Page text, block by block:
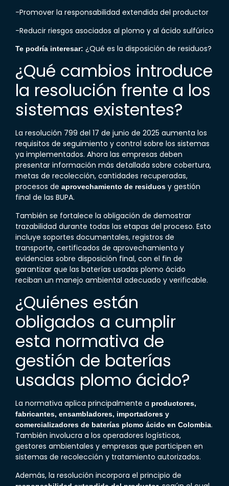
-Promover la responsabilidad extendida del productor
-Reducir riesgos asociados al plomo y al ácido sulfúrico
Te podría interesar: ¿Qué es la disposición de residuos?
¿Qué cambios introduce
la resolución frente a los
sistemas existentes?
La resolución 799 del 17 de junio de 2025 aumenta los
requisitos de seguimiento y control sobre los sistemas
ya implementados. Ahora las empresas deben
presentar información más detallada sobre cobertura,
metas de recolección, cantidades recuperadas,
procesos de aprovechamiento de residuos y gestión
final de las BUPA.
También se fortalece la obligación de demostrar
trazabilidad durante todas las etapas del proceso. Esto
incluye soportes documentales, registros de
transporte, certificados de aprovechamiento y
evidencias sobre disposición final, con el fin de
garantizar que las baterías usadas plomo ácido
reciban un manejo ambiental adecuado y verificable.
¿Quiénes están
obligados a cumplir
esta normativa de
gestión de baterías
usadas plomo ácido?
La normativa aplica principalmente a productores,
fabricantes, ensambladores, importadores y
comercializadores de baterías plomo ácido en Colombia.
También involucra a los operadores logísticos,
gestores ambientales y empresas que participen en
sistemas de recolección y tratamiento autorizados.
Además, la resolución incorpora el principio de